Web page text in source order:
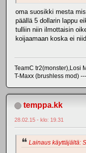
oma suosikki mesta
päällä 5 dollarin lappu
tulliin niin ilmottaisin
koijaamaan koska ei
TeamC tr2(monster),Losi
T-Maxx (brushless mod)
temppa.kk
28.02.15 - klo: 19.31
Lainaus käyttäjältä: